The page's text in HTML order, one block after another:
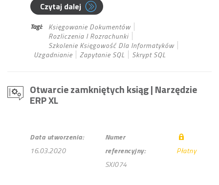
Czytaj dalej
Tagi: Księgowanie Dokumentów
Rozliczenia I Rozrachunki
Szkolenie Księgowość Dla Informatyków
Uzgadnianie
Zapytanie SQL Skrypt SQL
Otwarcie zamkniętych ksiąg| Narzędzie
ERP XL
Data utworzenia:
16.03.2020
Numer
referencyjny:
SXJ074
Płatny